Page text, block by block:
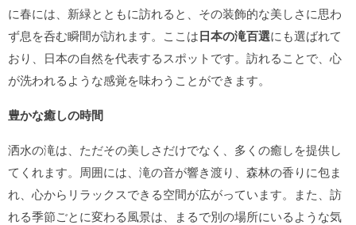
に春には、新緑とともに訪れると、その装飾的な美しさに思わ
ず息を呑む瞬間が訪れます。ここは日本の滝百選にも選ばれて
おり、日本の自然を代表するスポットです。訪れることで、心
が洗われるような感覚を味わうことができます。
豊かな癒しの時間
洒水の滝は、ただその美しさだけでなく、多くの癒しを提供し
てくれます。周囲には、滝の音が響き渡り、森林の香りに包ま
れ、心からリラックスできる空間が広がっています。また、訪
れる季節ごとに変わる風景は、まるで別の場所にいるような気